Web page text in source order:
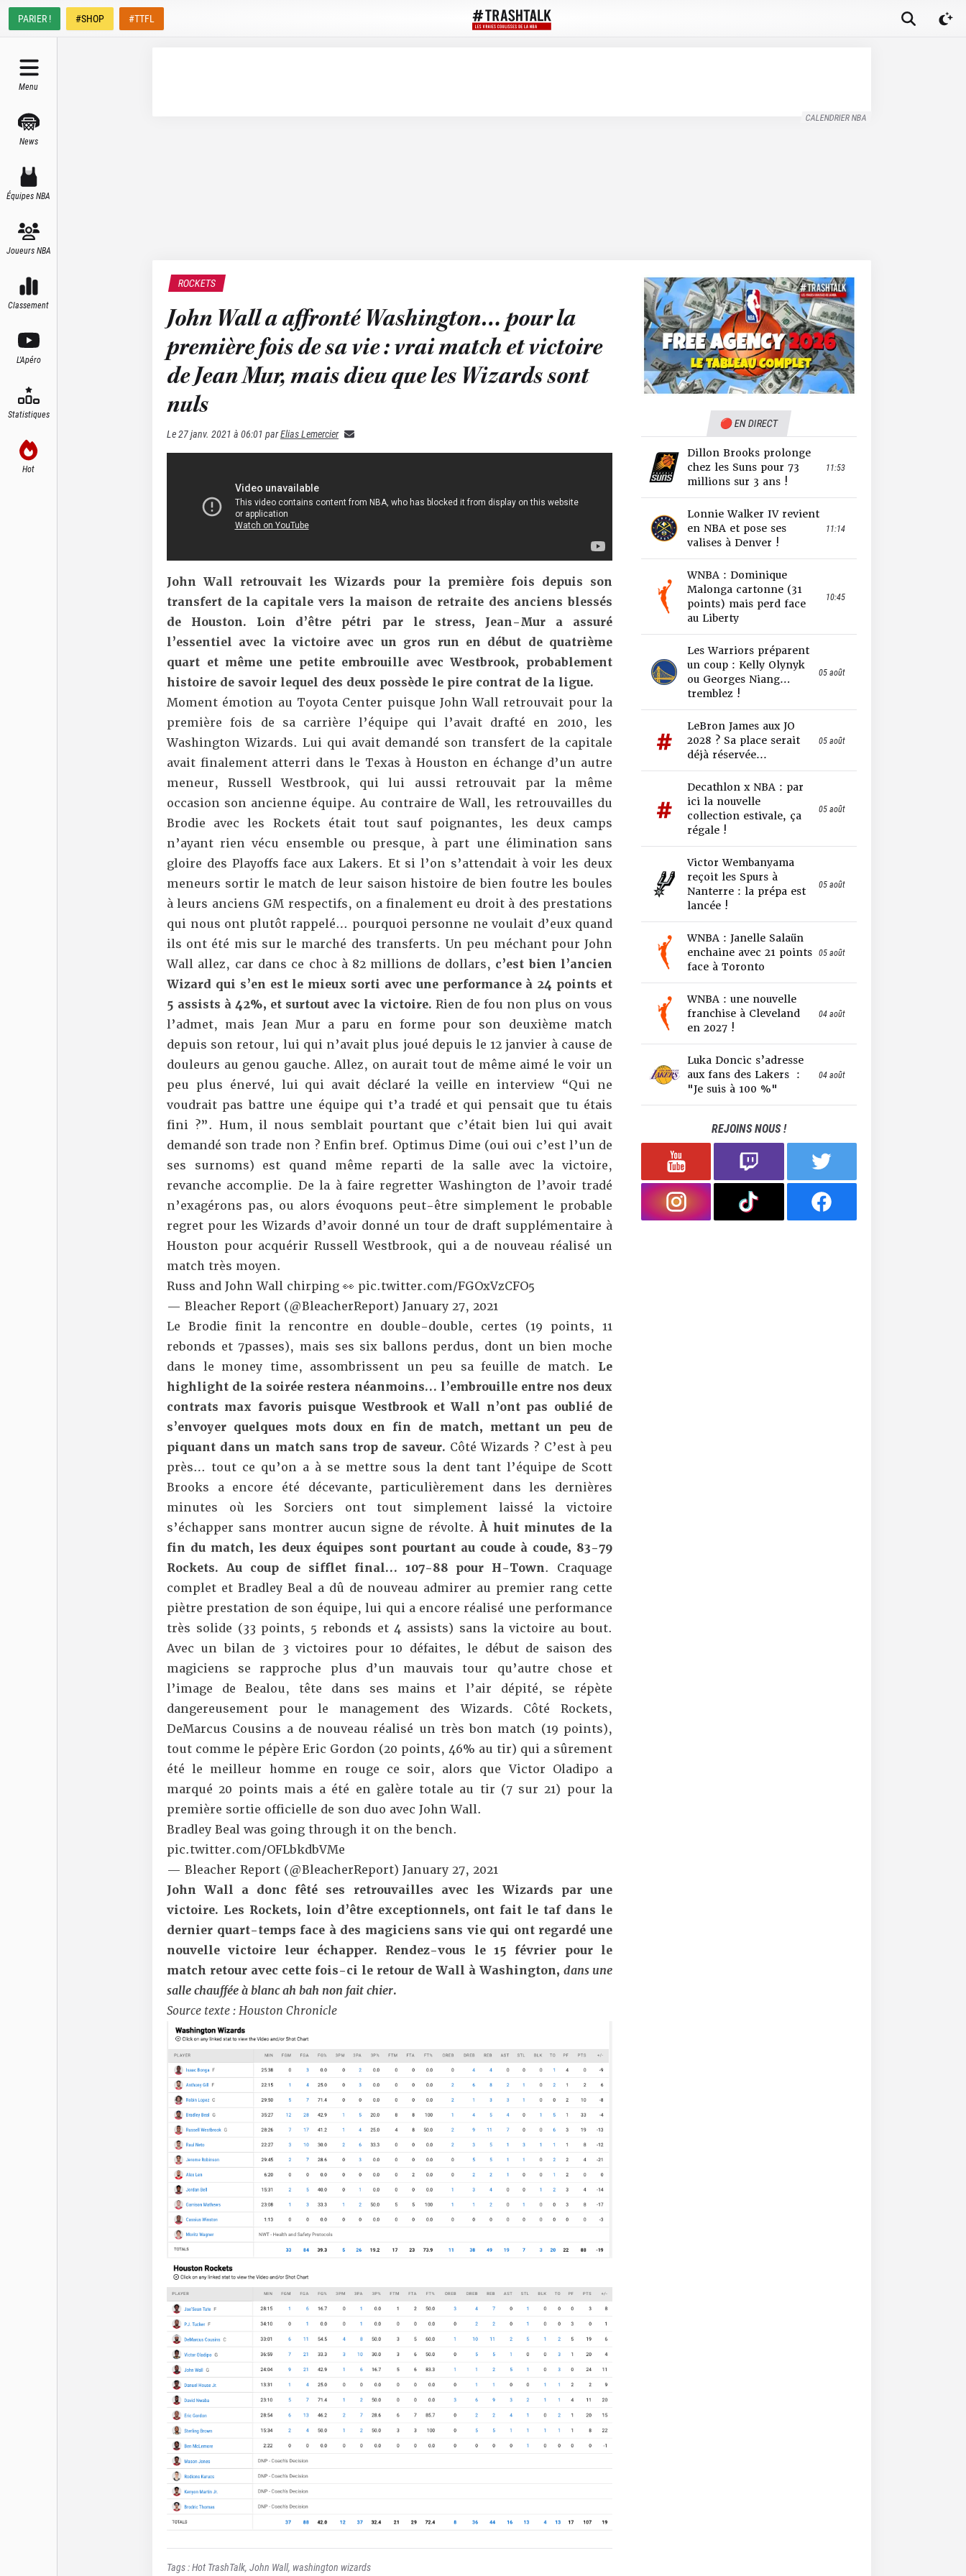
PARIER ! #SHOP #TTFL
Menu
News
Équipes NBA
Joueurs NBA
Classement
L'Apéro
Statistiques
Hot
CALENDRIER NBA
ROCKETS
John Wall a affronté Washington… pour la
première fois de sa vie : vrai match et victoire
de Jean Mur, mais dieu que les Wizards sont
nuls
Le27 janv. 2021 à 06:01 parElias Lemercier
John Wall retrouvait les Wizards pour la première fois depuis son
transfert de la capitale vers la maison de retraite des anciens blessés
de Houston. Loin d’être pétri par le stress, Jean-Mur a assuré
l’essentiel avec la victoire avec un gros run en début de quatrième
quart et même une petite embrouille avec Westbrook, probablement
histoire de savoir lequel des deux possède le pire contrat de la ligue.
Moment émotion au Toyota Center puisque John Wall retrouvait pour la
première fois de sa carrière l’équipe qui l’avait drafté en 2010, les
Washington Wizards. Lui qui avait demandé son transfert de la capitale
avait finalement atterri dans le Texas à Houston en échange d’un autre
meneur, Russell Westbrook, qui lui aussi retrouvait par la même
occasion son ancienne équipe. Au contraire de Wall, les retrouvailles du
Brodie avec les Rockets était tout sauf poignantes, les deux camps
n’ayant rien vécu ensemble ou presque, à part une élimination sans
gloire des Playoffs face aux Lakers. Et si l’on s’attendait à voir les deux
meneurs sortir le match de leur saison histoire de bien foutre les boules
à leurs anciens GM respectifs, on a finalement eu droit à des prestations
qui nous ont plutôt rappelé… pourquoi personne ne voulait d’eux quand
ils ont été mis sur le marché des transferts. Un peu méchant pour John
Wall allez, car dans ce choc à 82 millions de dollars, c’est bien l’ancien
Wizard qui s’en est le mieux sorti avec une performance à 24 points et
5 assists à 42%, et surtout avec la victoire. Rien de fou non plus on vous
l’admet, mais Jean Mur a paru en forme pour son deuxième match
depuis son retour, lui qui n’avait plus joué depuis le 12 janvier à cause de
douleurs au genou gauche. Allez, on aurait tout de même aimé le voir un
peu plus énervé, lui qui avait déclaré la veille en interview “Qui ne
voudrait pas battre une équipe qui t’a tradé et qui pensait que tu étais
fini ?”. Hum, il nous semblait pourtant que c’était bien lui qui avait
demandé son trade non ? Enfin bref. Optimus Dime (oui oui c’est l’un de
ses surnoms) est quand même reparti de la salle avec la victoire,
revanche accomplie. De la à faire regretter Washington de l’avoir tradé
n’exagérons pas, ou alors évoquons peut-être simplement le probable
regret pour les Wizards d’avoir donné un tour de draft supplémentaire à
Houston pour acquérir Russell Westbrook, qui a de nouveau réalisé un
match très moyen.
Russ and John Wall chirping 👀 pic.twitter.com/FGOxVzCFO5
— Bleacher Report (@BleacherReport) January 27, 2021
Le Brodie finit la rencontre en double-double, certes (19 points, 11
rebonds et 7passes), mais ses six ballons perdus, dont un bien moche
dans le money time, assombrissent un peu sa feuille de match. Le
highlight de la soirée restera néanmoins… l’embrouille entre nos deux
contrats max favoris puisque Westbrook et Wall n’ont pas oublié de
s’envoyer quelques mots doux en fin de match, mettant un peu de
piquant dans un match sans trop de saveur. Côté Wizards ? C’est à peu
près… tout ce qu’on a à se mettre sous la dent tant l’équipe de Scott
Brooks a encore été décevante, particulièrement dans les dernières
minutes où les Sorciers ont tout simplement laissé la victoire
s’échapper sans montrer aucun signe de révolte. À huit minutes de la
fin du match, les deux équipes sont pourtant au coude à coude, 83-79
Rockets. Au coup de sifflet final… 107-88 pour H-Town. Craquage
complet et Bradley Beal a dû de nouveau admirer au premier rang cette
piètre prestation de son équipe, lui qui a encore réalisé une performance
très solide (33 points, 5 rebonds et 4 assists) sans la victoire au bout.
Avec un bilan de 3 victoires pour 10 défaites, le début de saison des
magiciens se rapproche plus d’un mauvais tour qu’autre chose et
l’image de Bealou, tête dans ses mains et l’air dépité, se répète
dangereusement pour le management des Wizards. Côté Rockets,
DeMarcus Cousins a de nouveau réalisé un très bon match (19 points),
tout comme le pépère Eric Gordon (20 points, 46% au tir) qui a sûrement
été le meilleur homme en rouge ce soir, alors que Victor Oladipo a
marqué 20 points mais a été en galère totale au tir (7 sur 21) pour la
première sortie officielle de son duo avec John Wall.
Bradley Beal was going through it on the bench.
pic.twitter.com/OFLbkdbVMe
— Bleacher Report (@BleacherReport) January 27, 2021
John Wall a donc fêté ses retrouvailles avec les Wizards par une
victoire. Les Rockets, loin d’être exceptionnels, ont fait le taf dans le
dernier quart-temps face à des magiciens sans vie qui ont regardé une
nouvelle victoire leur échapper. Rendez-vous le 15 février pour le
match retour avec cette fois-ci le retour de Wall à Washington, dans une
salle chauffée à blanc ah bah non fait chier.
Source texte : Houston Chronicle
Tags :Hot TrashTalk, John Wall, washington wizards
🔴 EN DIRECT
Dillon Brooks prolonge
chez les Suns pour 73
millions sur 3 ans !
11:53
Lonnie Walker IV revient
en NBA et pose ses
valises à Denver !
11:14
WNBA : Dominique
Malonga cartonne (31
points) mais perd face
au Liberty
10:45
Les Warriors préparent
un coup : Kelly Olynyk
ou Georges Niang…
tremblez !
05 août
LeBron James aux JO
2028 ? Sa place serait
déjà réservée...
05 août
Decathlon x NBA : par
ici la nouvelle
collection estivale, ça
régale !
05 août
Victor Wembanyama
reçoit les Spurs à
Nanterre : la prépa est
lancée !
05 août
WNBA : Janelle Salaün
enchaine avec 21 points
face à Toronto
05 août
WNBA : une nouvelle
franchise à Cleveland
en 2027 !
04 août
Luka Doncic s’adresse
aux fans des Lakers :
"Je suis à 100 %"
04 août
REJOINS NOUS !